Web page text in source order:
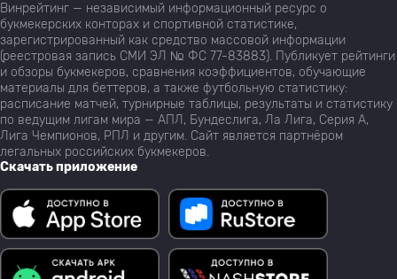
Винрейтинг — независимый информационный ресурс о
букмекерских конторах и спортивной статистике,
зарегистрированный как средство массовой информации
(реестровая запись СМИ ЭЛ № ФС 77-83883). Публикует рейтинги
и обзоры букмекеров, сравнения коэффициентов, обучающие
материалы для беттеров, а также футбольную статистику:
расписание матчей, турнирные таблицы, результаты и статистику
по ведущим лигам мира — АПЛ, Бундеслига, Ла Лига, Серия А,
Лига Чемпионов, РПЛ и другим. Сайт является партнёром
легальных российских букмекеров.
Скачать приложение